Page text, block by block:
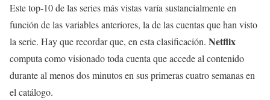
Este top-10 de las series más vistas varía sustancialmente en
función de las variables anteriores, la de las cuentas que han visto
la serie. Hay que recordar que, en esta clasificación. Netflix
computa como visionado toda cuenta que accede al contenido
durante al menos dos minutos en sus primeras cuatro semanas en
el catálogo.